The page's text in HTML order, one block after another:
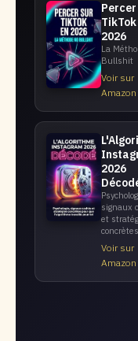
Percer
TikTok
2026
La
Bullshit
Voir sur
2026
signaux
et
concrètes
Voir sur